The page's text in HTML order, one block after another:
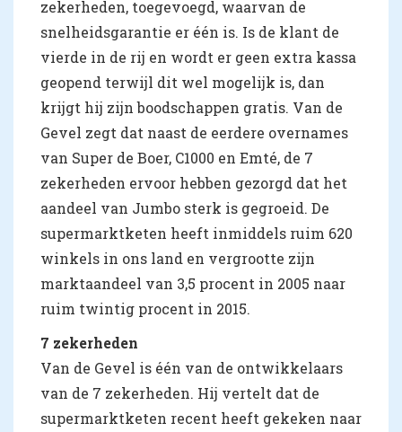
zekerheden, toegevoegd, waarvan de
snelheidsgarantie er één is. Is de klant de
vierde in de rij en wordt er geen extra kassa
geopend terwijl dit wel mogelijk is, dan
krijgt hij zijn boodschappen gratis. Van de
Gevel zegt dat naast de eerdere overnames
van Super de Boer, C1000 en Emté, de 7
zekerheden ervoor hebben gezorgd dat het
aandeel van Jumbo sterk is gegroeid. De
supermarktketen heeft inmiddels ruim 620
winkels in ons land en vergrootte zijn
marktaandeel van 3,5 procent in 2005 naar
ruim twintig procent in 2015.
7 zekerheden
Van de Gevel is één van de ontwikkelaars
van de 7 zekerheden. Hij vertelt dat de
supermarktketen recent heeft gekeken naar